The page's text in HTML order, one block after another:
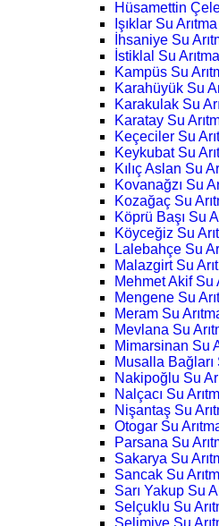
Hüsamettin
Işıklar Su
İhsaniye Su
İstiklal Su
Kampüs Su
Karahüyük Su
Karakulak Su
Karatay Su
Keçeciler Su
Keykubat Su
Kılıç Aslan Su
Kovanağzı Su
Kozağaç Su
Köprü Başı Su
Köyceğiz Su
Lalebahçe Su
Malazgirt Su
Mehmet Akif Su
Mengene Su
Meram Su
Mevlana Su
Mimarsinan Su
Musalla Bağları
Nakipoğlu Su
Nalçacı Su
Nişantaş Su
Otogar Su
Parsana Su
Sakarya Su
Sancak Su
Sarı Yakup Su
Selçuklu Su